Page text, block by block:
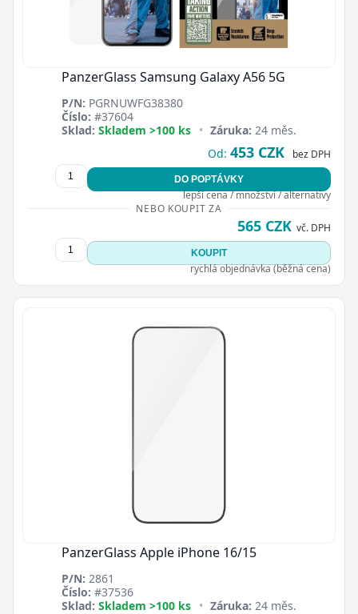
PanzerGlass Samsung Galaxy A56 5G
P/N: PGRNUWFG38380
Číslo: #37604
Sklad: Skladem >100 ks • Záruka: 24 měs.
Od: 453 CZK bez DPH
DO POPTÁVKY
lepší cena / množství / alternativy
NEBO KOUPIT ZA
565 CZK vč. DPH
KOUPIT
rychlá objednávka (běžná cena)
PanzerGlass Apple iPhone 16/15
P/N: 2861
Číslo: #37536
Sklad: Skladem >100 ks • Záruka: 24 měs.